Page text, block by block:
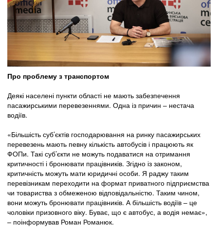
Про проблему з транспортом
Деякі населені пункти області не мають забезпечення
пасажирськими перевезеннями. Одна із причин – нестача
водіїв.
«Більшість суб’єктів господарювання на ринку пасажирських
перевезень мають певну кількість автобусів і працюють як
ФОПи. Такі суб’єкти не можуть подаватися на отримання
критичності і бронювати працівників. Згідно із законом,
критичність можуть мати юридичні особи. Я раджу таким
перевізникам переходити на формат приватного підприємства
чи товариства з обмеженою відповідальністю. Таким чином,
вони можуть бронювати працівників. А більшість водіїв – це
чоловіки призовного віку. Буває, що є автобус, а водія немає»,
– поінформував Роман Романюк.